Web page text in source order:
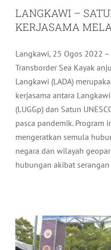
LANGKAWI –
KERJASAMA
Langkawi, 25 Ogos 2022
Transborder Sea Kayak
Langkawi (LADA)
kerjasama antara
(LUGGp) dan Satun
pasca pandemik. Program
mengeratkan semula
negara dan wilayah
hubungan akibat
KEJOHANAN